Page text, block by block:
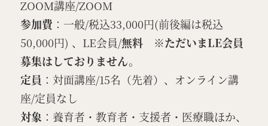
ZOOM講座/ZOOM
参加費 ：一般/税込33,000円(前後編は税込
50,000円) 、LE会員/無料 ※ただいまLE会員
募集はしておりません。
定員 ：対面講座/15名（先着）、オンライン講
座/定員なし
対象：養育者・教育者・支援者・医療職ほか、